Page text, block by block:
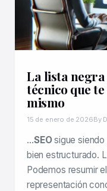
La lista
técnico que te
mismo
15 de enero de 2026By
…SEOsigue siendo
bien estructurado.
Podemos resumir el
representación